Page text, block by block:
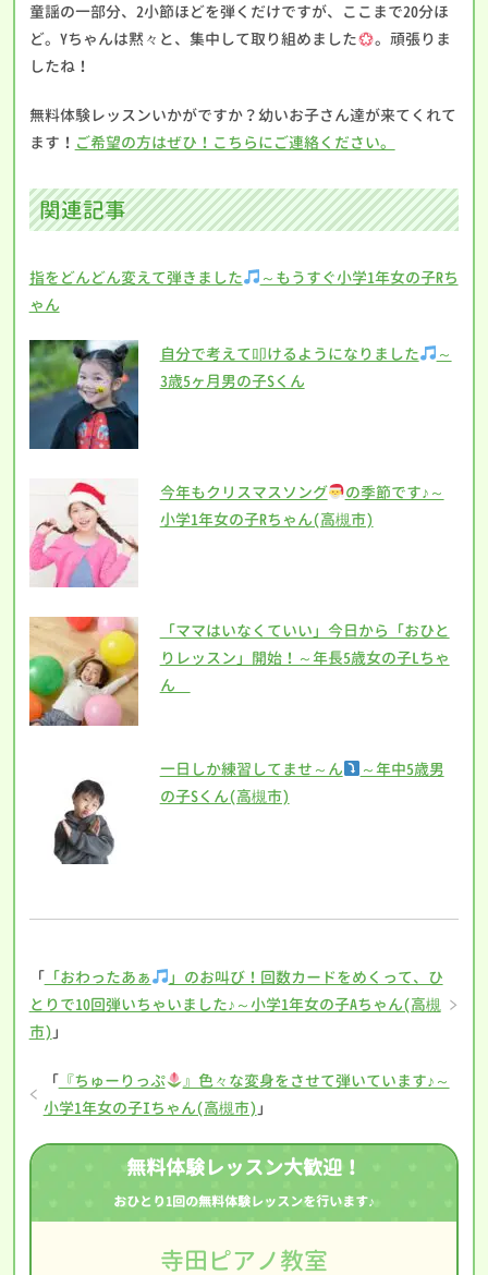
童謡の一部分、2小節ほどを弾くだけですが、ここまで20分ほ
ど。Yちゃんは黙々と、集中して取り組めました
。頑張りま
したね！
無料体験レッスンいかがですか？幼いお子さん達が来てくれて
ます！ ご希望の方はぜひ！こちらにご連絡ください。
関連記事
指をどんどん変えて弾きました
～もうすぐ小学1年女の子Rち
ゃん
自分で考えて叩けるようになりました
～
3歳5ヶ月男の子Sくん
今年もクリスマスソング
の季節です♪～
小学1年女の子Rちゃん(高槻市)
「ママはいなくていい」今日から「おひと
りレッスン」開始！～年長5歳女の子Lちゃ
ん
一日しか練習してませ～ん
～年中5歳男
の子Sくん(高槻市)
「「おわったあぁ
」のお叫び！回数カードをめくって、ひ
とりで10回弾いちゃいました♪～小学1年女の子Aちゃん(高槻
市) 」
「『ちゅーりっぷ
』色々な変身をさせて弾いています♪～
小学1年女の子Iちゃん(高槻市) 」
無料体験レッスン大歓迎！
おひとり1回の無料体験レッスンを行います♪
寺田ピアノ教室